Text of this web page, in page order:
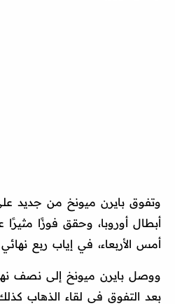
وتفوق بايرن ميونخ من جديد
أمس الأربعاء، في إياب ربع
ووصل بايرن ميونخ إلى نصف
بعد التفوق في لقاء الذهاب